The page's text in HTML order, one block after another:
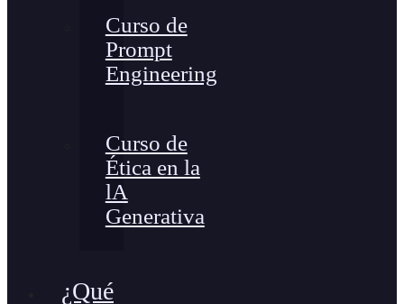
Curso de
Prompt
Engineering
Curso de
Ética en la
lA
Generativa
¿Qué